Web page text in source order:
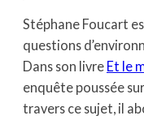
Stéphane Foucart
questions
Dans son livre Et le
enquête poussée
travers ce sujet, il